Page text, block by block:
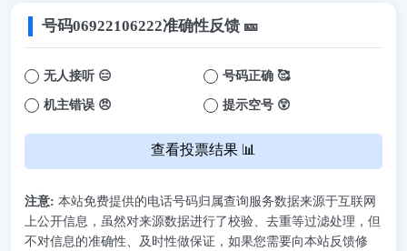
号码06922106222准确性反馈 🎫
无人接听 😑 号码正确 🥰
机主错误 😠 提示空号 😲
查看投票结果 📊
注意: 本站免费提供的电话号码归属查询服务数据来源于互联网
上公开信息，虽然对来源数据进行了校验、去重等过滤处理，但
不对信息的准确性、及时性做保证，如果您需要向本站反馈修